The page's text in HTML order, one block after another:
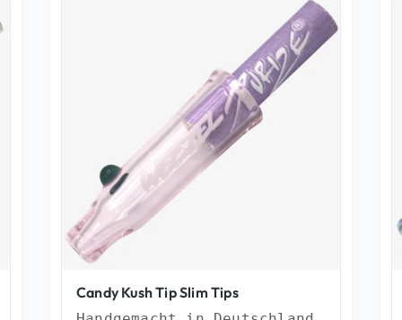
Candy Kush Tip Slim Tips